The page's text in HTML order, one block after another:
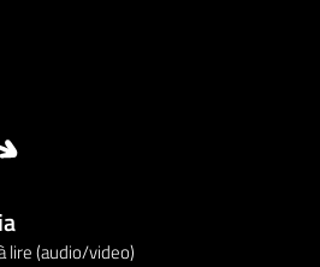
lire (audio/video)